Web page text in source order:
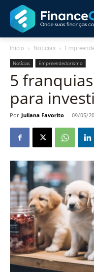
Início Notícias
Notícias Empreendedorismo
5
para
Por Juliana Favorito - 09/05/